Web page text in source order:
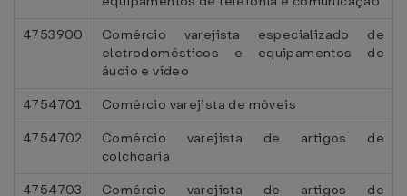
4753900
Comércio varejista especializado de
eletrodomésticos e equipamentos de
áudio e vídeo
4754701
Comércio varejista de móveis
4754702
Comércio varejista de artigos de
colchoaria
4754703
Comércio varejista de artigos de